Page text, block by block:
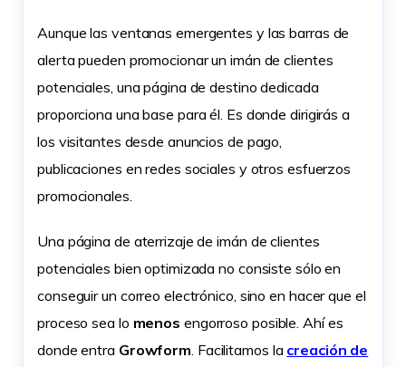
Aunque las ventanas emergentes y las barras de
alerta pueden promocionar un imán de clientes
potenciales, una página de destino dedicada
proporciona una base para él. Es donde dirigirás a
los visitantes desde anuncios de pago,
publicaciones en redes sociales y otros esfuerzos
promocionales.
Una página de aterrizaje de imán de clientes
potenciales bien optimizada no consiste sólo en
conseguir un correo electrónico, sino en hacer que el
proceso sea lo menos engorroso posible. Ahí es
donde entra Growform. Facilitamos la creación de